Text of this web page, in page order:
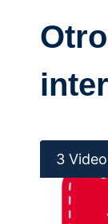
3